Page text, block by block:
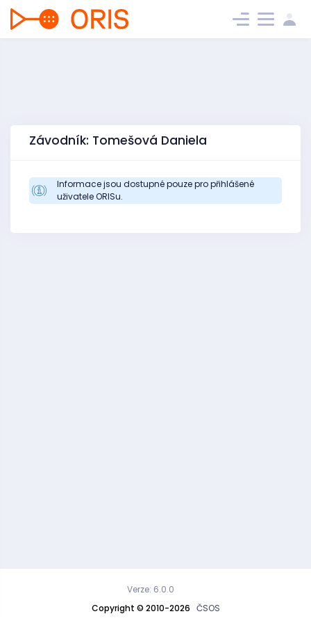
Závodník: Tomešová Daniela
Informace jsou dostupné pouze pro přihlášené
uživatele ORISu.
Copyright © 2010-2026 ČSOS
Verze: 6.0.0